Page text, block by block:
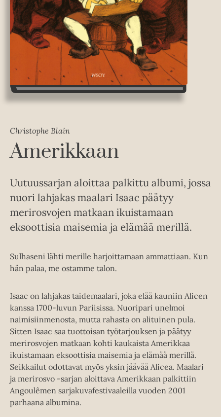
Christophe Blain
Amerikkaan
Uutuussarjan aloittaa palkittu albumi, jossa
nuori lahjakas maalari Isaac päätyy
merirosvojen matkaan ikuistamaan
eksoottisia maisemia ja elämää merillä.
Sulhaseni lähti merille harjoittamaan ammattiaan. Kun
hän palaa, me ostamme talon.
Isaac on lahjakas taidemaalari, joka elää kauniin Alicen
kanssa 1700-luvun Pariisissa. Nuoripari unelmoi
naimisiinmenosta, mutta rahasta on alituinen pula.
Sitten Isaac saa tuottoisan työtarjouksen ja päätyy
merirosvojen matkaan kohti kaukaista Amerikkaa
ikuistamaan eksoottisia maisemia ja elämää merillä.
Seikkailut odottavat myös yksin jäävää Alicea. Maalari
ja merirosvo -sarjan aloittava Amerikkaan palkittiin
Angoulêmen sarjakuvafestivaaleilla vuoden 2001
parhaana albumina.